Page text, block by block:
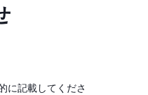
に記載してくださ